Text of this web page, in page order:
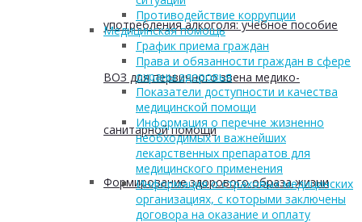
употребления алкоголя: учебное пособие
ВОЗ для первичного звена медико-
санитарной помощи
Формирование здорового образа жизни
Противодействие коррупции
Медицинская помощь
График приема граждан
Права и обязанности граждан в сфере
охраны здоровья
Показатели доступности и качества
медицинской помощи
Информация о перечне жизненно
необходимых и важнейших
лекарственных препаратов для
медицинского применения
Информация о страховых медицинских
организациях, с которыми заключены
договора на оказание и оплату